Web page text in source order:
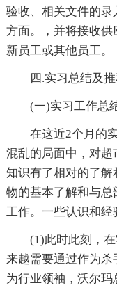
验收、相关文件的
方面。，并将接收
新员工或其他员工。
四.实习总结及
(一)实习工作总
在这近2个月的
混乱的局面中，对
知识有了相对的了
物的基本了解和与
工作。一些认识和经
(1)此时此刻，
来越需要通过作为
为行业领袖，沃尔